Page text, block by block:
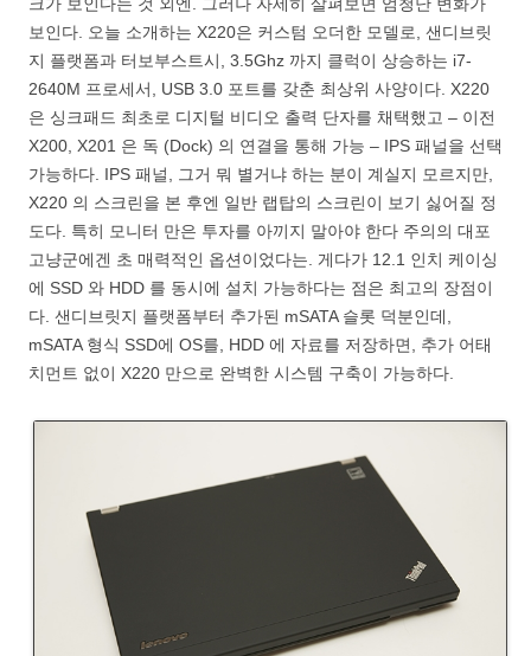
보인다. 오늘 소개하는 X220은 커스텀 오더한 모델로, 샌디브릿
지 플랫폼과 터보부스트시, 3.5Ghz 까지 클럭이 상승하는 i7-
2640M 프로세서, USB 3.0 포트를 갖춘 최상위 사양이다. X220
은 싱크패드 최초로 디지털 비디오 출력 단자를 채택했고 – 이전
X200, X201 은 독 (Dock) 의 연결을 통해 가능 – IPS 패널을 선택
가능하다. IPS 패널, 그거 뭐 별거냐 하는 분이 계실지 모르지만,
X220 의 스크린을 본 후엔 일반 랩탑의 스크린이 보기 싫어질 정
도다. 특히 모니터 만은 투자를 아끼지 말아야 한다 주의의 대포
고냥군에겐 초 매력적인 옵션이었다는. 게다가 12.1 인치 케이싱
에 SSD 와 HDD 를 동시에 설치 가능하다는 점은 최고의 장점이
다. 샌디브릿지 플랫폼부터 추가된 mSATA 슬롯 덕분인데,
mSATA 형식 SSD에 OS를, HDD 에 자료를 저장하면, 추가 어태
치먼트 없이 X220 만으로 완벽한 시스템 구축이 가능하다.